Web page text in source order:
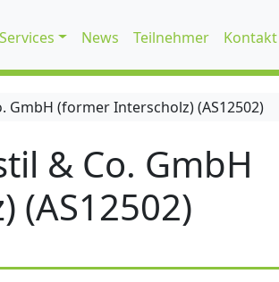
Services News Teilnehmer Kontakt
GmbH (former Interscholz) (AS12502)
& Co. GmbH
(AS12502)